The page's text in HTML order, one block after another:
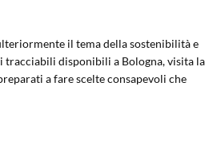
il tema della sostenibilità e
disponibili a Bologna, visita la
a fare scelte consapevoli che